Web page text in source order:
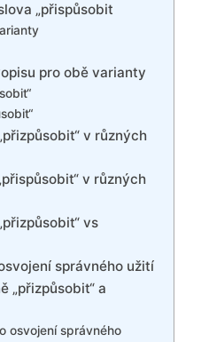
„přispůsobit
pro obě varianty
v různých
v různých
vs
správného užití
„přizpůsobit“ a
osvojení správného